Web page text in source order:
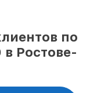
по
в Ростове-